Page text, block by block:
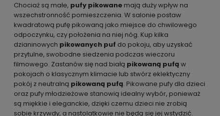
Chociaż są małe, pufy pikowane mają duży wpływ na
wszechstronność pomieszczenia. W salonie postaw
kwadratową pufę pikowaną jako miejsce do chwilowego
odpoczynku, czy położenia na niej nóg. Kup kilka
dzianinowych pikowanych puf do pokoju, aby uzyskać
przytulne, swobodne siedzenia podczas wieczoru
filmowego. Zastanów się nad białą pikowaną pufą w
pokojach o klasycznym klimacie lub stwórz eklektyczny
pokój z neutralną pikowaną pufą. Pikowane pufy dla dzieci
oraz pufy młodzieżowe stanowią idealny wybór, ponieważ
są miękkie i eleganckie, dzięki czemu dzieci nie zrobią
sobie krzywdy, a nastolatkowie nie będą się jej wstydzić.